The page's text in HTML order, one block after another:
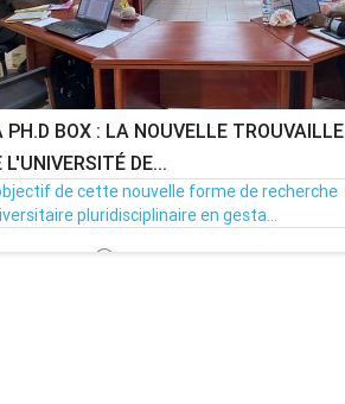
PH.D BOX : LA NOUVELLE TROUVAILLE
L'UNIVERSITÉ DE...
de cette nouvelle forme de recherche
pluridisciplinaire en gesta...
23/11/23 Par MenouActu 0
MENOUACTU